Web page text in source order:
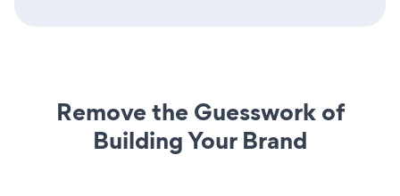
Remove the Guesswork of
Building Your Brand